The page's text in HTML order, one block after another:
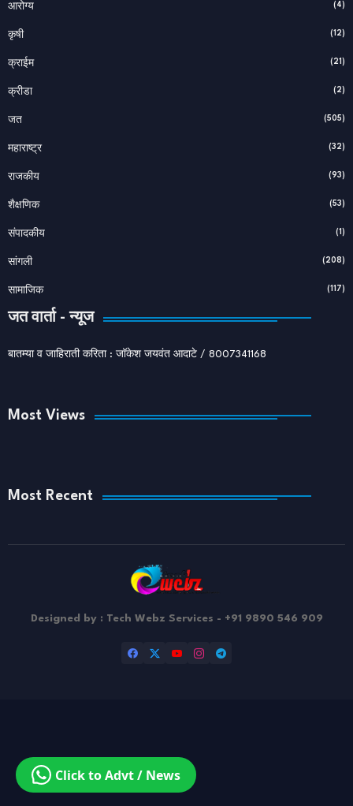
Click to Advt / News
आरोग्य (4)
कृषी (12)
क्राईम (21)
क्रीडा (2)
जत (505)
महाराष्ट्र (32)
राजकीय (93)
शैक्षणिक (53)
संपादकीय (1)
सांगली (208)
सामाजिक (117)
जत वार्ता - न्यूज
बातम्या व जाहिराती करिता : जॉकेश जयवंत आदाटे / 8007341168
Most Views
Most Recent
Designed by : Tech Webz Services - +91 9890 546 909
|
Templates